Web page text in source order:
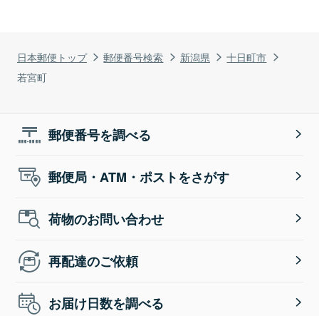
日本郵便トップ 郵便番号検索 新潟県
十日町市
若宮町
郵便番号を調べる
郵便局・ATM・ポストをさがす
荷物のお問い合わせ
再配達のご依頼
お届け日数を調べる